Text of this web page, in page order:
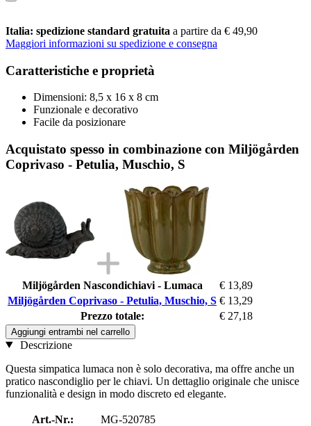
Italia: spedizione standard gratuita a partire da € 49,90
Maggiori informazioni su spedizione e consegna
Caratteristiche e proprietà
Dimensioni: 8,5 x 16 x 8 cm
Funzionale e decorativo
Facile da posizionare
Acquistato spesso in combinazione con Miljögården
Coprivaso - Petulia, Muschio, S
Miljögården Nascondichiavi - Lumaca
€ 13,89
Miljögården Coprivaso - Petulia, Muschio, S € 13,29
Prezzo totale:
€ 27,18
Aggiungi entrambi nel carrello
Descrizione
Questa simpatica lumaca non è solo decorativa, ma offre anche un
pratico nascondiglio per le chiavi. Un dettaglio originale che unisce
funzionalità e design in modo discreto ed elegante.
Art.-Nr.:
MG-520785